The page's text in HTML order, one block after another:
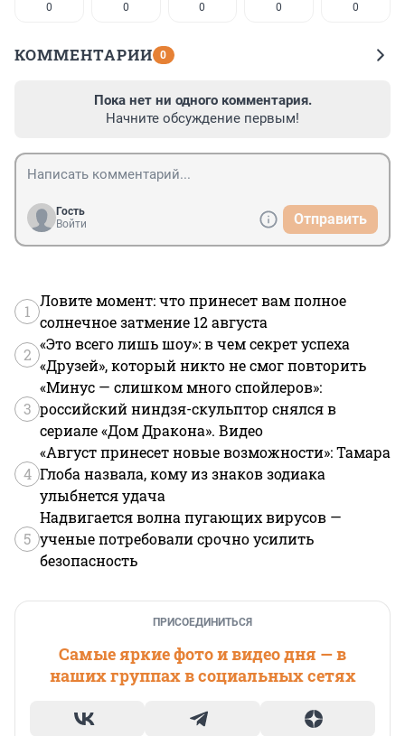
0 0 0 0 0
КОММЕНТАРИИ 0
Пока нет ни одного комментария.
Начните обсуждение первым!
Гость
Войти
Отправить
1
Ловите момент: что принесет вам полное
солнечное затмение 12 августа
2
«Это всего лишь шоу»: в чем секрет успеха
«Друзей», который никто не смог повторить
3
«Минус — слишком много спойлеров»:
российский ниндзя-скульптор снялся в
сериале «Дом Дракона». Видео
4
«Август принесет новые возможности»: Тамара
Глоба назвала, кому из знаков зодиака
улыбнется удача
5
Надвигается волна пугающих вирусов —
ученые потребовали срочно усилить
безопасность
ПРИСОЕДИНИТЬСЯ
Самые яркие фото и видео дня — в
наших группах в социальных сетях